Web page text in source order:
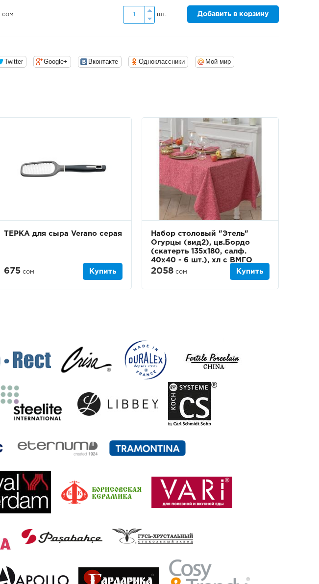
сом шт. Добавить в корзину
Twitter Google+ Вконтакте Одноклассники Мой мир
ТЕРКА для сыра Verano серая
675 сом Купить
Набор столовый "Этель"
Огурцы (вид2), цв.Бордо
(скатерть 135х180, салф.
40х40 - 6 шт.), хл с ВМГО
2058 сом Купить